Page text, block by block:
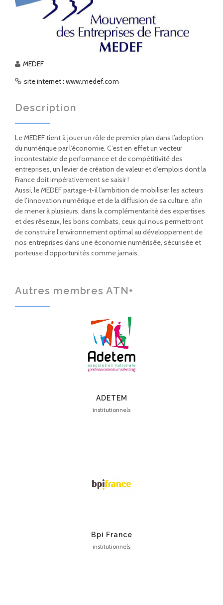
MEDEF
site internet : www.medef.com
Description
Le MEDEF tient à jouer un rôle de premier plan dans l’adoption
du numérique par l’économie. C’est en effet un vecteur
incontestable de performance et de compétitivité des
entreprises, un levier de création de valeur et d’emplois dont la
France doit impérativement se saisir !
Aussi, le MEDEF partage-t-il l’ambition de mobiliser les acteurs
de l’innovation numérique et de la diffusion de sa culture, afin
de mener à plusieurs, dans la complémentarité des expertises
et des réseaux, les bons combats, ceux qui nous permettront
de construire l’environnement optimal au développement de
nos entreprises dans une économie numérisée, sécurisée et
porteuse d’opportunités comme jamais.
Autres membres ATN+
ADETEM
institutionnels
Bpi France
institutionnels